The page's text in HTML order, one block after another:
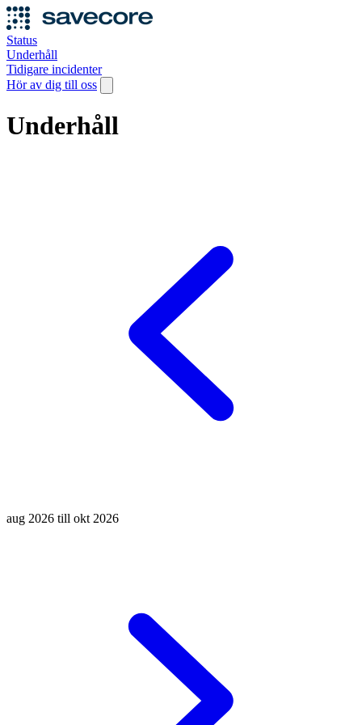
Status
Underhåll
Tidigare incidenter
Hör av dig till oss
Underhåll
aug 2026 till okt 2026